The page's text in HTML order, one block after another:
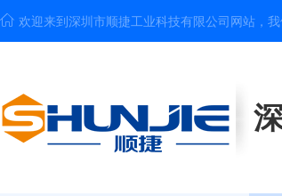
欢迎来到深圳市顺捷工业科技有限公司网站，